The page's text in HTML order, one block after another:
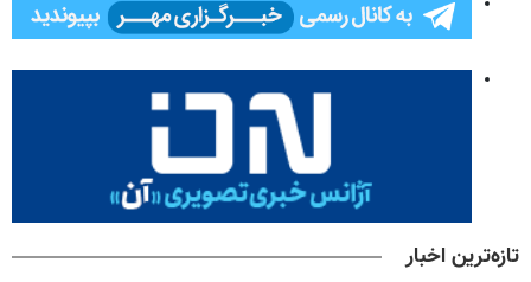
تازه‌ترین اخبار